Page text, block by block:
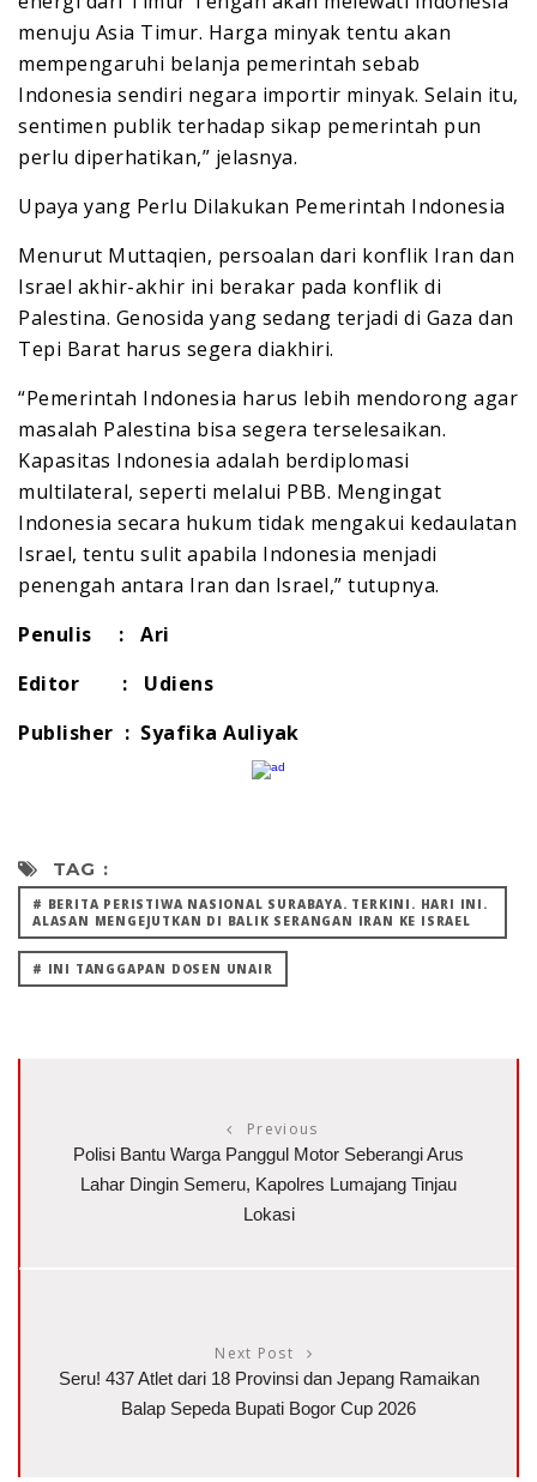
menuju Asia Timur. Harga minyak tentu akan
mempengaruhi belanja pemerintah sebab
Indonesia sendiri negara importir minyak. Selain itu,
sentimen publik terhadap sikap pemerintah pun
perlu diperhatikan,” jelasnya.
Upaya yang Perlu Dilakukan Pemerintah Indonesia
Menurut Muttaqien, persoalan dari konflik Iran dan
Israel akhir-akhir ini berakar pada konflik di
Palestina. Genosida yang sedang terjadi di Gaza dan
Tepi Barat harus segera diakhiri.
“Pemerintah Indonesia harus lebih mendorong agar
masalah Palestina bisa segera terselesaikan.
Kapasitas Indonesia adalah berdiplomasi
multilateral, seperti melalui PBB. Mengingat
Indonesia secara hukum tidak mengakui kedaulatan
Israel, tentu sulit apabila Indonesia menjadi
penengah antara Iran dan Israel,” tutupnya.
Penulis : Ari
Editor : Udiens
Publisher : Syafika Auliyak
TAG :
# BERITA PERISTIWA NASIONAL SURABAYA. TERKINI. HARI INI.
ALASAN MENGEJUTKAN DI BALIK SERANGAN IRAN KE ISRAEL
# INI TANGGAPAN DOSEN UNAIR
Previous
Polisi Bantu Warga Panggul Motor Seberangi Arus
Lahar Dingin Semeru, Kapolres Lumajang Tinjau
Lokasi
Next Post
Seru! 437 Atlet dari 18 Provinsi dan Jepang Ramaikan
Balap Sepeda Bupati Bogor Cup 2026